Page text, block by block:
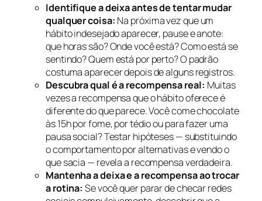
Identifique a deixa antes de tentar mudar
qualquer coisa: Na próxima vez que um
hábito indesejado aparecer, pause e anote:
que horas são? Onde você está? Como está se
sentindo? Quem está por perto? O padrão
costuma aparecer depois de alguns registros.
Descubra qual é a recompensa real: Muitas
vezes a recompensa que o hábito oferece é
diferente do que parece. Você come chocolate
às 15h por fome, por tédio ou para fazer uma
pausa social? Testar hipóteses — substituindo
o comportamento por alternativas e vendo o
que sacia — revela a recompensa verdadeira.
Mantenha a deixa e a recompensa ao trocar
a rotina: Se você quer parar de checar redes